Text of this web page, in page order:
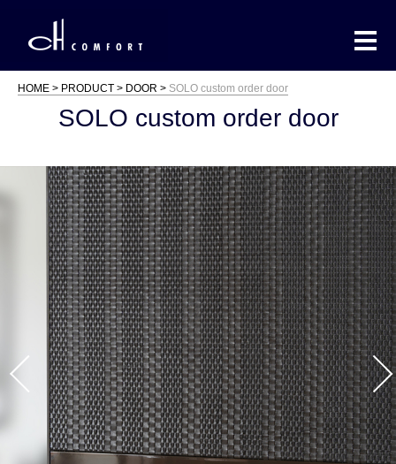
HOME PRODUCT DOOR SOLO custom order door
SOLO custom order door